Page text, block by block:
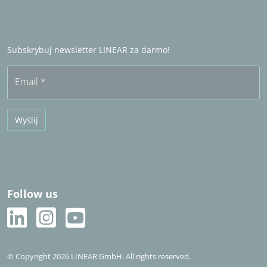
Subskrybuj newsletter LINEAR za darmo!
Email *
Wyślij
Follow us
© Copyright 2026 LINEAR GmbH. All rights reserved.